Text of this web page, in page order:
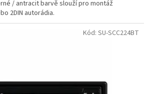
/ antracit barvě slouží pro montáž
2DIN autorádia.
Kód: SU-SCC224BT